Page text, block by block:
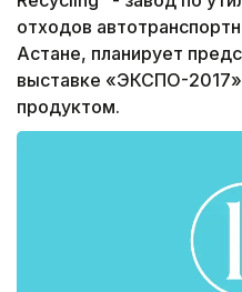
отходов
Астане, планирует
выставке «ЭКСПО-
продуктом.